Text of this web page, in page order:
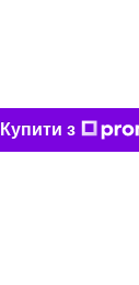
Купити з